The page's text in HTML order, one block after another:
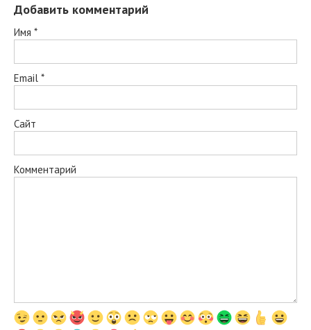
Добавить комментарий
Имя *
Email *
Сайт
Комментарий